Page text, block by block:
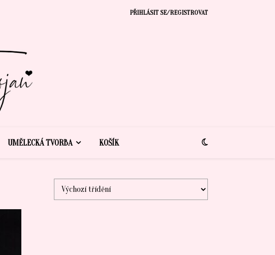
PŘIHLÁSIT SE/REGISTROVAT
UMĚLECKÁ TVORBA KOŠÍK